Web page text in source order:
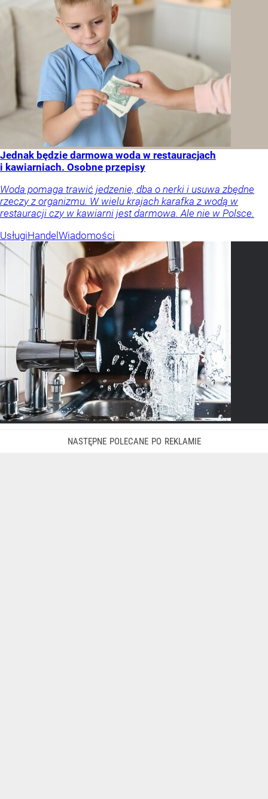
Jednak będzie darmowa woda w restauracjach
i kawiarniach. Osobne przepisy
Woda pomaga trawić jedzenie, dba o nerki i usuwa zbędne
rzeczy z organizmu. W wielu krajach karafka z wodą w
restauracji czy w kawiarni jest darmowa. Ale nie w Polsce.
UsługiHandel Wiadomości